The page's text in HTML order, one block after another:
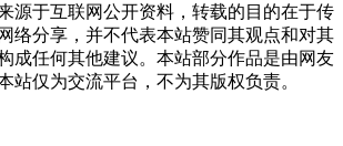
源于互联网公开资料，转载的目的在于传
络分享，并不代表本站赞同其观点和对其
成任何其他建议。本站部分作品是由网友
站仅为交流平台，不为其版权负责。